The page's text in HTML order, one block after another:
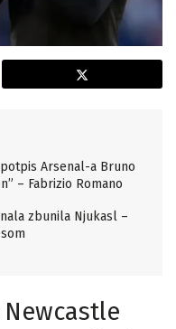
Arsenal-a Bruno
– Fabrizio Romano
zbunila Njukasl –